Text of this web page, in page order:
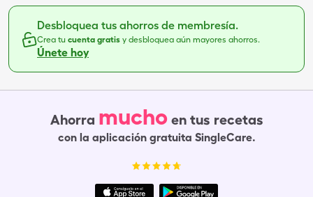
Desbloquea tus ahorros de membresía.
Crea tu cuenta gratis y desbloquea aún mayores ahorros.
Únete hoy
Ahorra mucho en tus recetas
con la aplicación gratuita SingleCare.